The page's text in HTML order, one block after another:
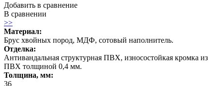
Добавить в сравнение
В сравнении
>>
Материал:
Брус хвойных пород, МДФ, сотовый наполнитель.
Отделка:
Антивандальная структурная ПВХ, износостойкая кромка из
ПВХ толщиной 0,4 мм.
Толщина, мм:
36